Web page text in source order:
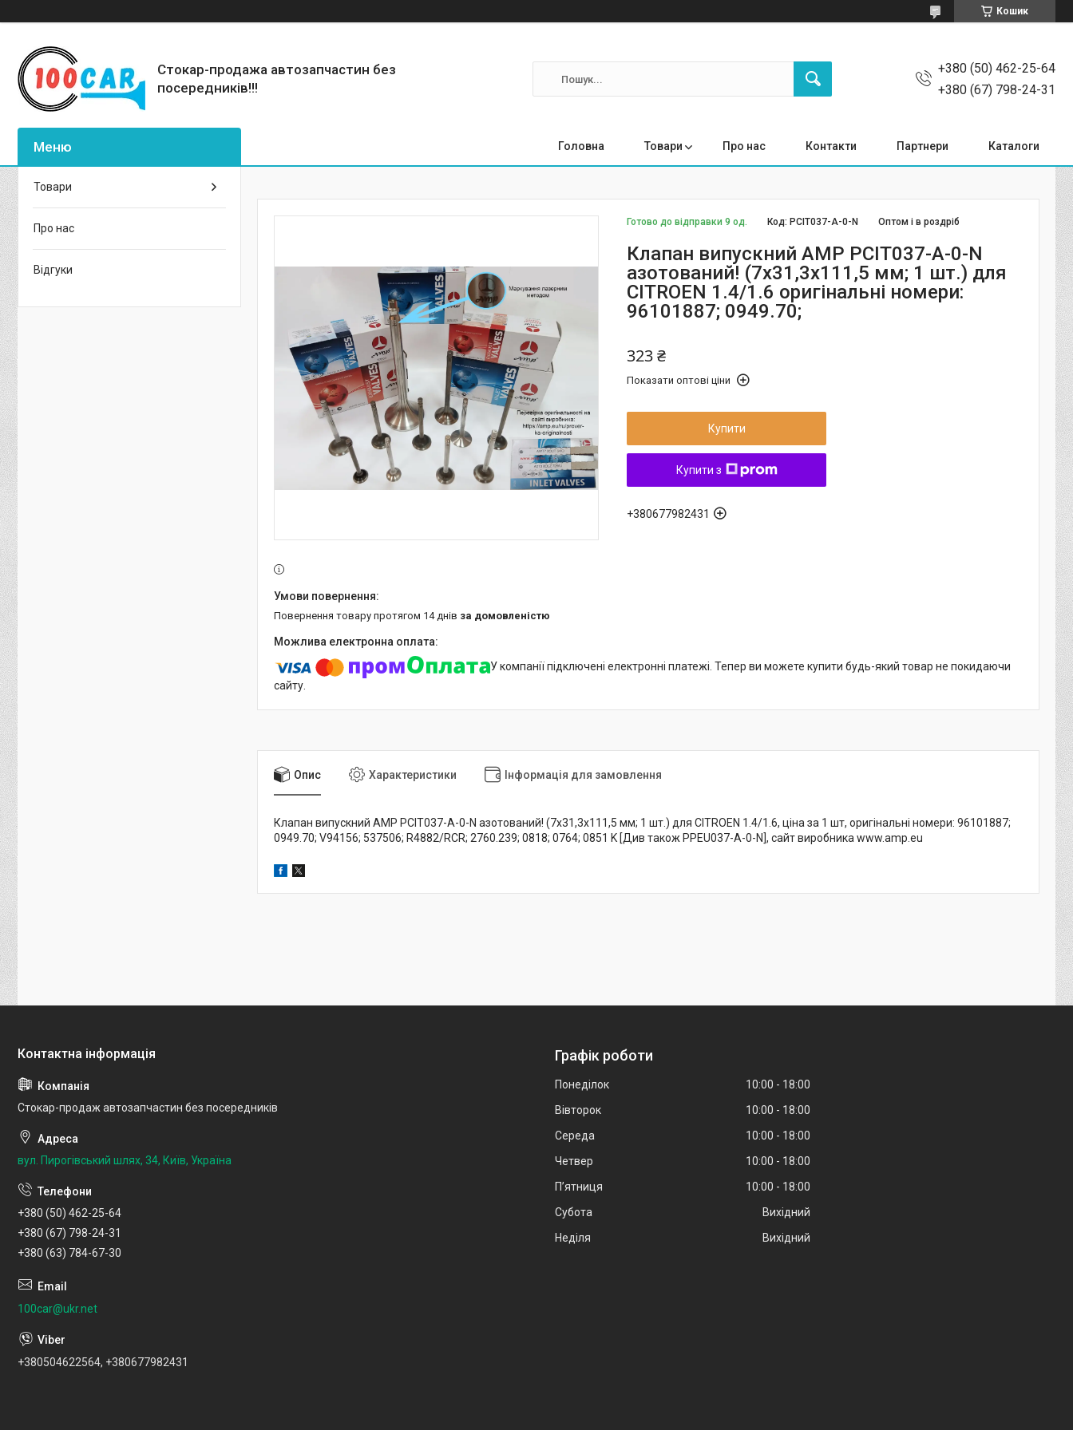
Кошик
Стокар-продажа автозапчастин без
посередників!!!
+380 (50) 462-25-64
+380 (67) 798-24-31
Головна Товари Про нас Контакти Партнери Каталоги
Готово до відправки 9 од. Оптом і в роздріб
Код: PCIT037-A-0-N
Клапан випускний AMP PCIT037-A-0-N
азотований! (7x31,3x111,5 мм; 1 шт.) для
CITROEN 1.4/1.6 оригінальні номери:
96101887; 0949.70;
323 ₴
Показати оптові ціни
Купити
Купити з
+380677982431
повернення товару протягом 14 днів за домовленістю
У компанії підключені електронні платежі. Тепер ви можете купити будь-який товар не покидаючи
сайту.
Опис Характеристики Інформація для замовлення
Клапан випускний AMP PCIT037-A-0-N азотований! (7x31,3x111,5 мм; 1 шт.) для CITROEN 1.4/1.6, ціна за 1 шт, оригінальні номери: 96101887;
0949.70; V94156; 537506; R4882/RCR; 2760.239; 0818; 0764; 0851 K [Див також PPEU037-A-0-N], сайт виробника www.amp.eu
Товари
Про нас
Відгуки
Стокар-продаж автозапчастин без посередників
вул. Пирогівський шлях, 34, Київ, Україна
+380 (50) 462-25-64
+380 (67) 798-24-31
+380 (63) 784-67-30
100car@ukr.net
+380504622564, +380677982431
Графік роботи
Понеділок 10:00
18:00
Вівторок
10:00
18:00
Середа
10:00
18:00
Четвер
10:00
18:00
Пʼятниця
10:00
18:00
Субота
Вихідний
Неділя
Вихідний